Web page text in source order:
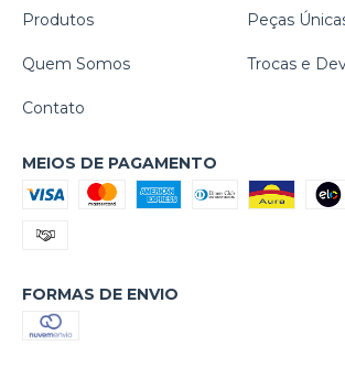
Produtos Peças
Quem Somos Trocas e
Contato
MEIOS DE PAGAMENTO
FORMAS DE ENVIO